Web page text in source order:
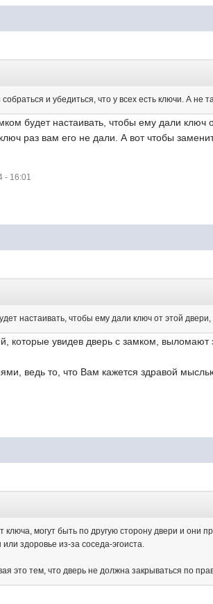
и убедиться, что у всех есть ключи. А не
будет настаивать, чтобы ему дали ключ
раз вам его не дали. А вот чтобы
- 16:01
настаивать, чтобы ему дали ключ от этой
увидев дверь с замком, выломают
ведь то, что Вам кажется здравой
могут быть по другую сторону двери и они
здоровье из-за соседа-эгоиста.
это тем, что дверь не должна закрываться по